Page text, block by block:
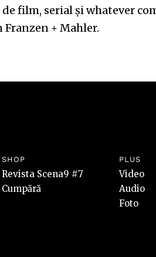
film, serial și whatever
Franzen + Mahler.
SHOP
Revista Scena9 #7
Cumpără
PLUS
Video
Audio
Foto